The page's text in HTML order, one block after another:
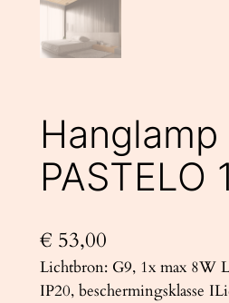
Hanglamp
PASTELO
€ 53,00
Lichtbron: G9, 1x max 8W
IP20, beschermingsklasse